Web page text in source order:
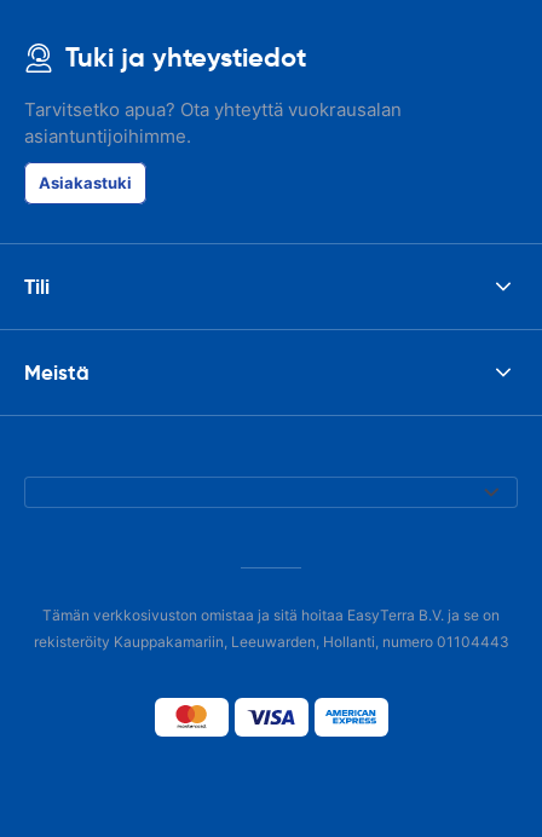
Tuki ja yhteystiedot
Tarvitsetko apua? Ota yhteyttä vuokrausalan
asiantuntijoihimme.
Asiakastuki
Tili
Meistä
Tämän verkkosivuston omistaa ja sitä hoitaa EasyTerra B.V. ja se on
rekisteröity Kauppakamariin, Leeuwarden, Hollanti, numero 01104443